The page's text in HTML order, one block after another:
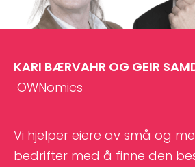
KARI BÆRVAHR OG GEIR
OWNomics
Vi hjelper eiere av små og
bedrifter med å finne den